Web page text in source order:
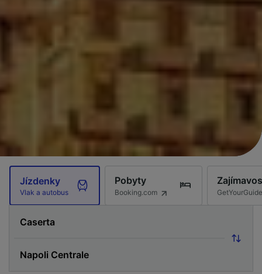
Jízdenky
Vlak a autobus
Pobyty
Booking.com GetYourGuide